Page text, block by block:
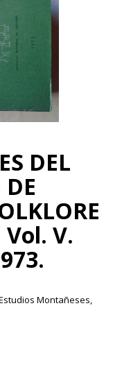
DEL
Vol. V.
Montañeses,